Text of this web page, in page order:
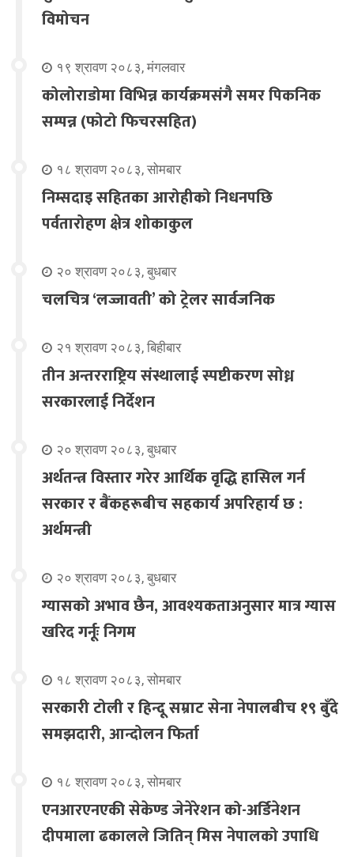
विमोचन
१९ श्रावण २०८३, मंगलवार
कोलोराडोमा विभिन्न कार्यक्रमसंगै समर पिकनिक
सम्पन्न (फोटो फिचरसहित)
१८ श्रावण २०८३, सोमबार
निम्सदाइ सहितका आरोहीको निधनपछि
पर्वतारोहण क्षेत्र शोकाकुल
२० श्रावण २०८३, बुधबार
चलचित्र ‘लज्जावती’ को ट्रेलर सार्वजनिक
२१ श्रावण २०८३, बिहीबार
तीन अन्तरराष्ट्रिय संस्थालाई स्पष्टीकरण सोध्न
सरकारलाई निर्देशन
२० श्रावण २०८३, बुधबार
अर्थतन्त्र विस्तार गरेर आर्थिक वृद्धि हासिल गर्न
सरकार र बैंकहरूबीच सहकार्य अपरिहार्य छ :
अर्थमन्त्री
२० श्रावण २०८३, बुधबार
ग्यासको अभाव छैन, आवश्यकताअनुसार मात्र ग्यास
खरिद गर्नूः निगम
१८ श्रावण २०८३, सोमबार
सरकारी टोली र हिन्दू सम्राट सेना नेपालबीच १९ बुँदे
समझदारी, आन्दोलन फिर्ता
१८ श्रावण २०८३, सोमबार
एनआरएनएकी सेकेण्ड जेनेरेशन को-अर्डिनेशन
दीपमाला ढकालले जितिन् मिस नेपालको उपाधि